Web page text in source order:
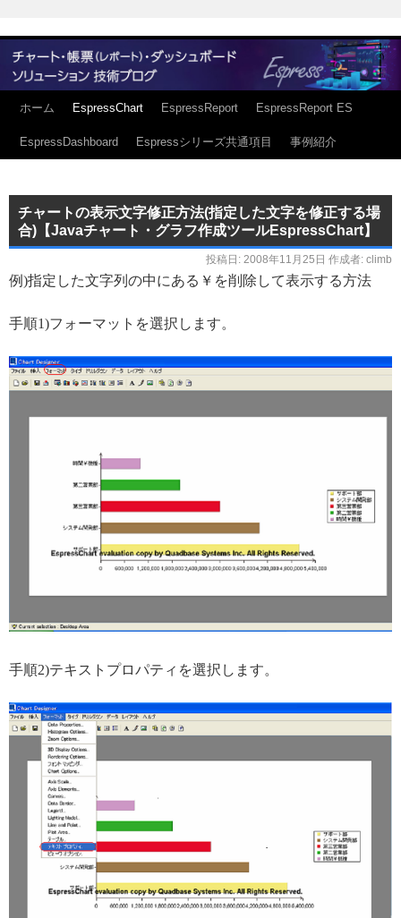
ホーム EspressChart EspressReport EspressReport ES
EspressDashboard Espressシリーズ共通項目 事例紹介
チャートの表示文字修正方法(指定した文字を修正する場
合)【Javaチャート・グラフ作成ツールEspressChart】
投稿日: 2008年11月25日 作成者: climb
例)指定した文字列の中にある￥を削除して表示する方法
手順1)フォーマットを選択します。
手順2)テキストプロパティを選択します。